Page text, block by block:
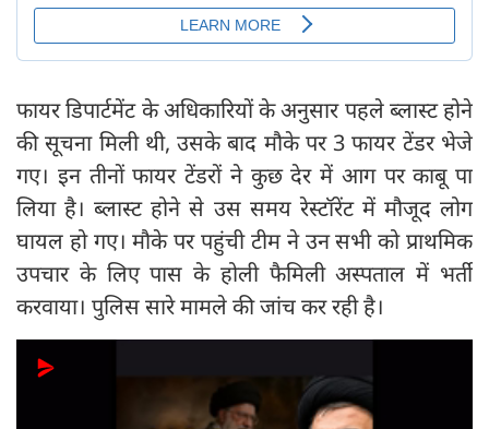
फायर डिपार्टमेंट के अधिकारियों के अनुसार पहले ब्लास्ट होने
की सूचना मिली थी, उसके बाद मौके पर 3 फायर टेंडर भेजे
गए। इन तीनों फायर टेंडरों ने कुछ देर में आग पर काबू पा
लिया है। ब्लास्ट होने से उस समय रेस्टॉरेंट में मौजूद लोग
घायल हो गए। मौके पर पहुंची टीम ने उन सभी को प्राथमिक
उपचार के लिए पास के होली फैमिली अस्पताल में भर्ती
करवाया। पुलिस सारे मामले की जांच कर रही है।